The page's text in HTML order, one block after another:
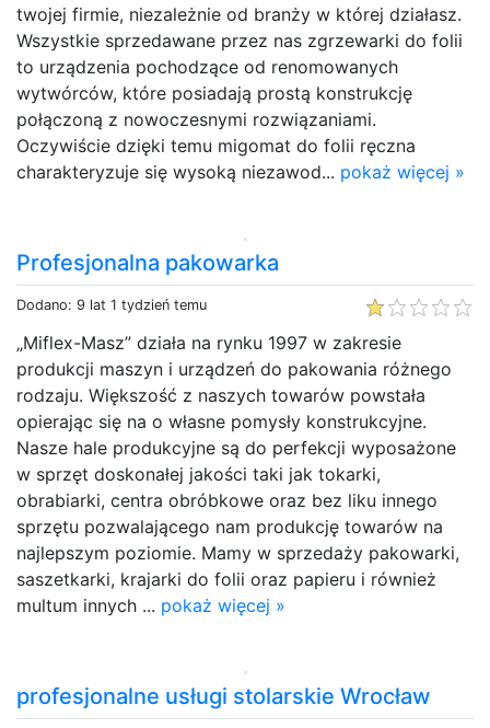
twojej firmie, niezależnie od branży w której działasz.
Wszystkie sprzedawane przez nas zgrzewarki do folii
to urządzenia pochodzące od renomowanych
wytwórców, które posiadają prostą konstrukcję
połączoną z nowoczesnymi rozwiązaniami.
Oczywiście dzięki temu migomat do folii ręczna
charakteryzuje się wysoką niezawod... pokaż więcej »
Profesjonalna pakowarka
Dodano: 9 lat 1 tydzień temu
„Miflex-Masz” działa na rynku 1997 w zakresie
produkcji maszyn i urządzeń do pakowania różnego
rodzaju. Większość z naszych towarów powstała
opierając się na o własne pomysły konstrukcyjne.
Nasze hale produkcyjne są do perfekcji wyposażone
w sprzęt doskonałej jakości taki jak tokarki,
obrabiarki, centra obróbkowe oraz bez liku innego
sprzętu pozwalającego nam produkcję towarów na
najlepszym poziomie. Mamy w sprzedaży pakowarki,
saszetkarki, krajarki do folii oraz papieru i również
multum innych ... pokaż więcej »
profesjonalne usługi stolarskie Wrocław